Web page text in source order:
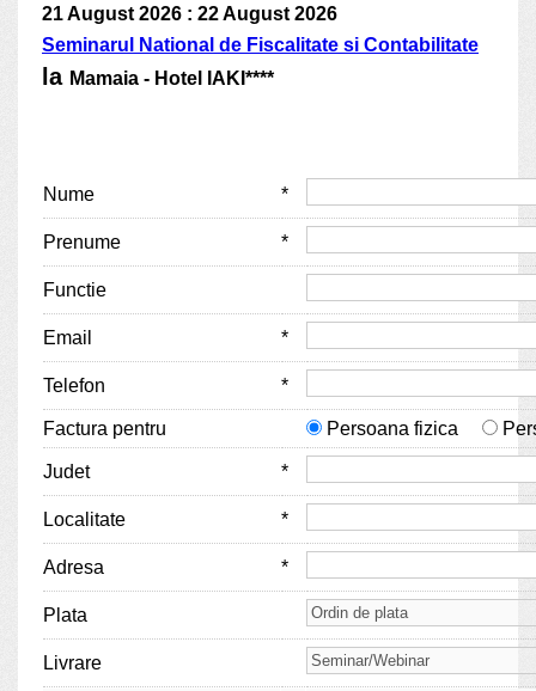
21 August 2026 : 22 August 2026
Seminarul National de Fiscalitate si Contabilitate
la Mamaia - Hotel IAKI****
Nume *
Prenume *
Functie
Email *
Telefon *
Factura pentru Persoana fizica
Judet *
Localitate *
Adresa *
Plata
Livrare